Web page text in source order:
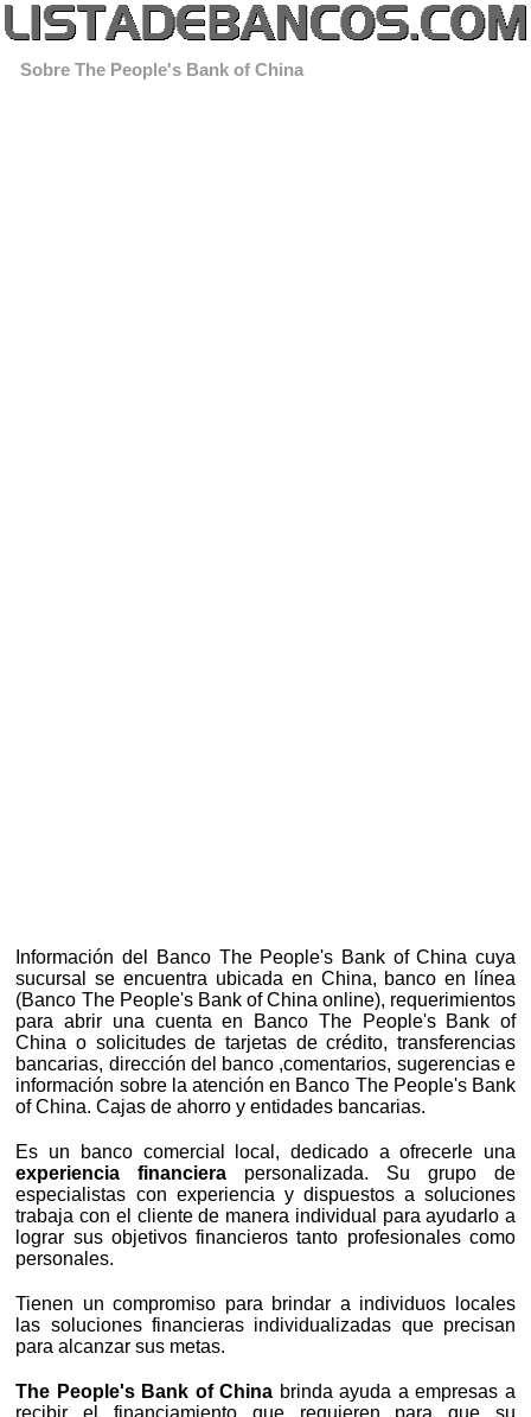
Sobre The People's Bank of China
Información del Banco The People's Bank of China cuya
sucursal se encuentra ubicada en China, banco en línea
(Banco The People's Bank of China online), requerimientos
para abrir una cuenta en Banco The People's Bank of
China o solicitudes de tarjetas de crédito, transferencias
bancarias, dirección del banco ,comentarios, sugerencias e
información sobre la atención en Banco The People's Bank
of China. Cajas de ahorro y entidades bancarias.
Es un banco comercial local, dedicado a ofrecerle una
experiencia financiera personalizada. Su grupo de
especialistas con experiencia y dispuestos a soluciones
trabaja con el cliente de manera individual para ayudarlo a
lograr sus objetivos financieros tanto profesionales como
personales.
Tienen un compromiso para brindar a individuos locales
las soluciones financieras individualizadas que precisan
para alcanzar sus metas.
The People's Bank of China brinda ayuda a empresas a
recibir el financiamiento que requieren para que su